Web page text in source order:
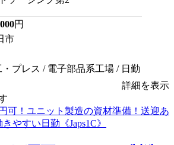
円
市
プレス / 電子部品系工場 / 日勤
詳細を表示